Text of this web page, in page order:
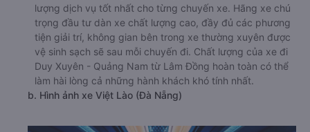
lượng dịch vụ tốt nhất cho từng chuyến xe. Hãng xe chú
trọng đầu tư dàn xe chất lượng cao, đầy đủ các phương
tiện giải trí, không gian bên trong xe thường xuyên được
vệ sinh sạch sẽ sau mỗi chuyến đi. Chất lượng của xe đi
Duy Xuyên - Quảng Nam từ Lâm Đồng hoàn toàn có thể
làm hài lòng cả những hành khách khó tính nhất.
b. Hình ảnh xe Việt Lào (Đà Nẵng)